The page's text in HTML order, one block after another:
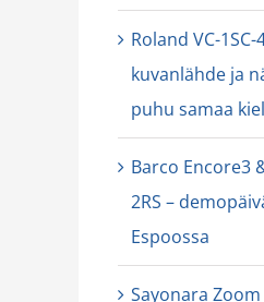
videomikseri
Roland VC-1SC-
kuvanlähde ja
puhu samaa
Barco Encore3
2RS –
Espoossa
Sayonara Zoom